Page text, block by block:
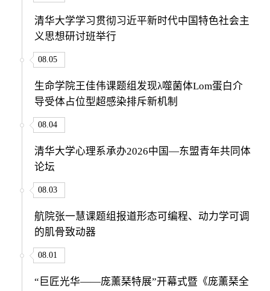
清华大学学习贯彻习近平新时代中国特色社会主
义思想研讨班举行
08.05
生命学院王佳伟课题组发现λ噬菌体Lom蛋白介
导受体占位型超感染排斥新机制
08.04
清华大学心理系承办2026中国—东盟青年共同体
论坛
08.03
航院张一慧课题组报道形态可编程、动力学可调
的肌骨致动器
08.01
“巨匠光华——庞薰琹特展”开幕式暨《庞薰琹全